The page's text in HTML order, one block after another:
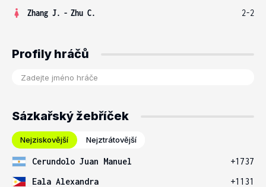
Zhang J. - Zhu C. 2-2
Profily hráčů
Sázkařský žebříček
Nejziskovější Nejztrátovější
Cerundolo Juan Manuel
+1737
Eala Alexandra
+1131